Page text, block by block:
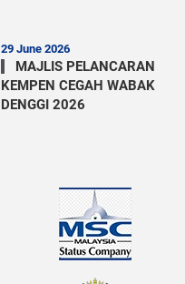
29 June 2026
MAJLIS PELANCARAN
KEMPEN CEGAH WABAK
DENGGI 2026